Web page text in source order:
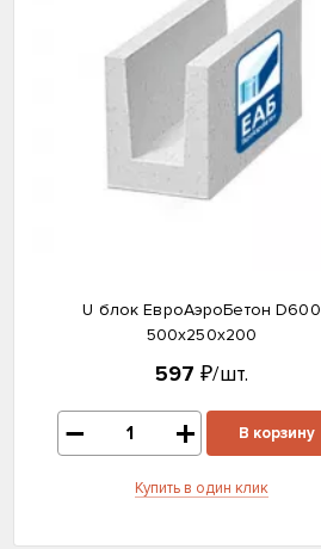
U блок ЕвроАэроБетон D600
500х250х200
597 ₽/шт.
В корзину
Купить в один клик